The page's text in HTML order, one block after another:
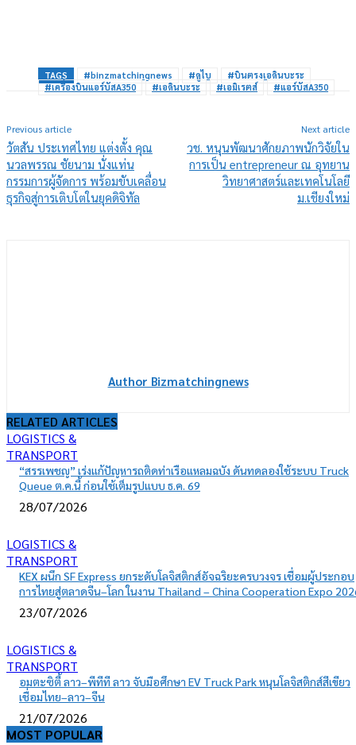
TAGS #binzmatchingnews #ดูไบ
#บินตรงเอดินบะระ
#เครื่องบินแอร์บัสA350
#เอดินบะระ #เอมิเรตส์ #แอร์บัสA350
Previous article
วัตสัน ประเทศไทย แต่งตั้ง คุณ
นวลพรรณ ชัยนาม นั่งแท่น
กรรมการผู้จัดการ พร้อมขับเคลื่อน
ธุรกิจสู่การเติบโตในยุคดิจิทัล
Next article
วช. หนุนพัฒนาศักยภาพนักวิจัยใน
การเป็น entrepreneur ณ อุทยาน
วิทยาศาสตร์และเทคโนโลยี
ม.เชียงใหม่
Author Bizmatchingnews
RELATED ARTICLES
LOGISTICS &
TRANSPORT
“สรรเพชญ” เร่งแก้ปัญหารถติดท่าเรือแหลมฉบัง ดันทดลองใช้ระบบ Truck
Queue ต.ค.นี้ ก่อนใช้เต็มรูปแบบ ธ.ค. 69
28/07/2026
LOGISTICS &
TRANSPORT
KEX ผนึก SF Express ยกระดับโลจิสติกส์อัจฉริยะครบวงจร เชื่อมผู้ประกอบ
การไทยสู่ตลาดจีน–โลก ในงาน Thailand – China Cooperation Expo
23/07/2026
LOGISTICS &
TRANSPORT
อมตะซิตี้ ลาว–พีทีที ลาว จับมือศึกษา EV Truck Park หนุนโลจิสติกส์สีเขียว
เชื่อมไทย–ลาว–จีน
21/07/2026
MOST POPULAR